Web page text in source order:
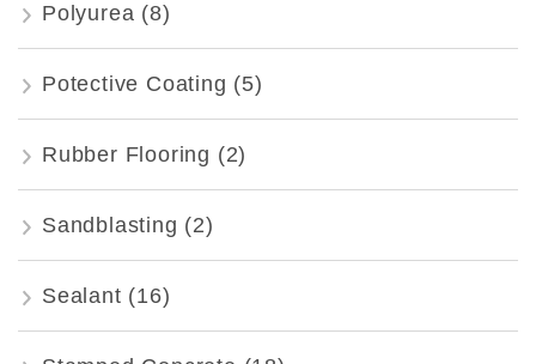
Polyurea (8)
Potective Coating (5)
Rubber Flooring (2)
Sandblasting (2)
Sealant (16)